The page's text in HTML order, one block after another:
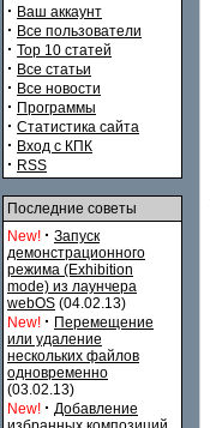
· Ваш аккаунт
· Все пользователи
· Top 10 статей
· Все статьи
· Все новости
· Программы
· Статистика сайта
· Вход с КПК
· RSS
Последние советы
New! · Запуск
демонстрационного
режима (Exhibition
mode) из лаунчера
webOS (04.02.13)
New! · Перемещение
или удаление
нескольких файлов
одновременно
(03.02.13)
New! · Добавление